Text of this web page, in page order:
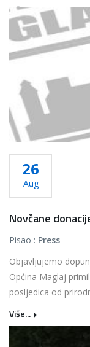
Više...
26
Aug
Novčane
Pisao : Press
Objavljujemo
Općina Maglaj
posljedica od
Više...